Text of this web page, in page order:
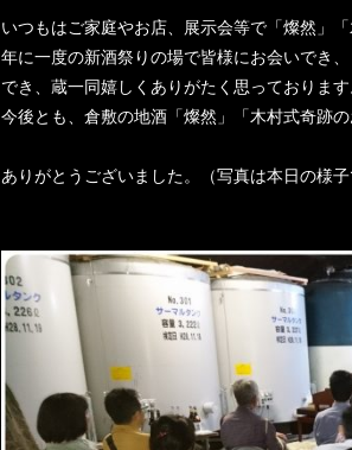
いつもはご家庭やお店、展示会等で「燦然」
年に一度の新酒祭りの場で皆様にお会いでき
でき
、蔵一同嬉しくありがたく思っておりま
今後とも、倉敷の地酒「燦然」「木村式奇跡
ありがとうございました。（写真は本日の様